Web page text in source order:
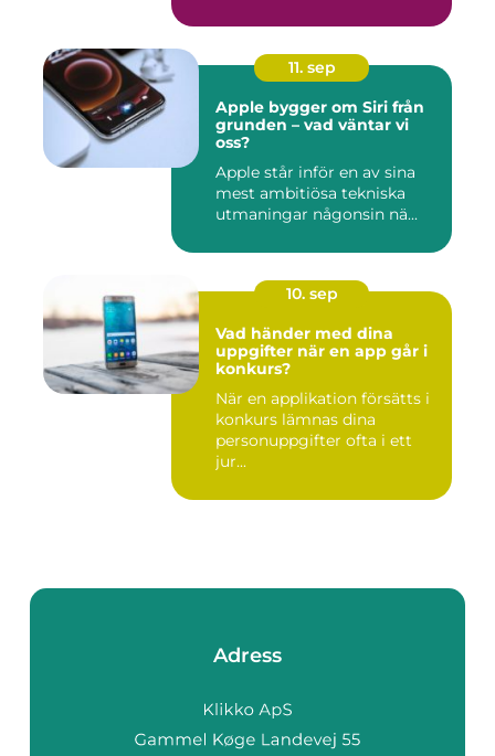
11. sep
Apple bygger om Siri från
grunden – vad väntar vi
oss?
Apple står inför en av sina
mest ambitiösa tekniska
utmaningar någonsin nä...
10. sep
Vad händer med dina
uppgifter när en app går i
konkurs?
När en applikation försätts i
konkurs lämnas dina
personuppgifter ofta i ett
jur...
Adress